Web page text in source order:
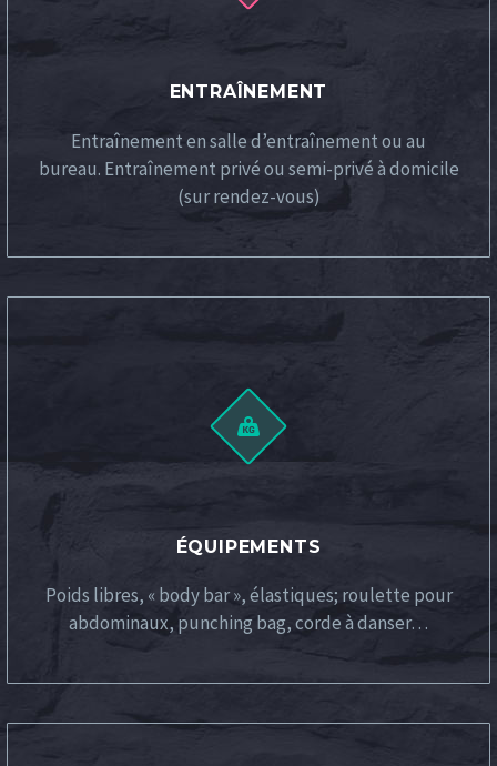
ENTRAÎNEMENT
Entraînement en salle d’entraînement ou au
bureau. Entraînement privé ou semi-privé à domicile
(sur rendez-vous)


ÉQUIPEMENTS
Poids libres, « body bar », élastiques; roulette pour
abdominaux, punching bag, corde à danser…